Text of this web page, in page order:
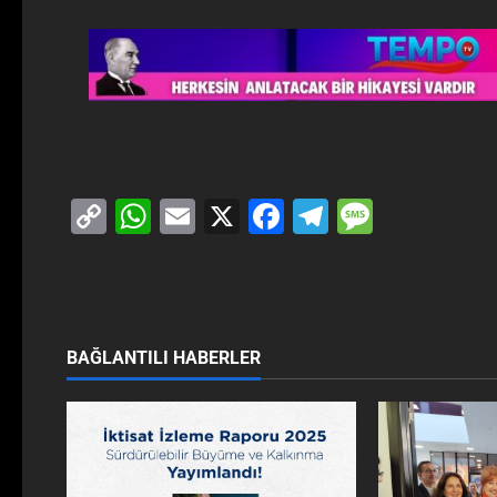
CopyWhatsApp
Email
X Facebook
Telegram
BAĞLANTILI HABERLER